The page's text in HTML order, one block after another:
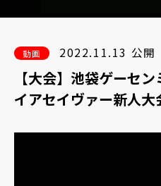
動画 2022.11.13 公開
【大会】池袋ゲーセ
イアセイヴァー新人